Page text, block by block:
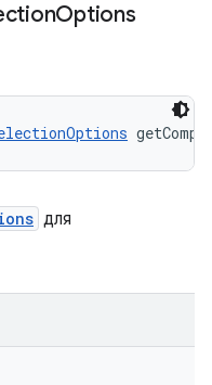
Options
для